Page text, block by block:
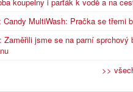
Candy MultiWash: Pračka se třemi
Zaměřili jsme se na parní sprchový
>>